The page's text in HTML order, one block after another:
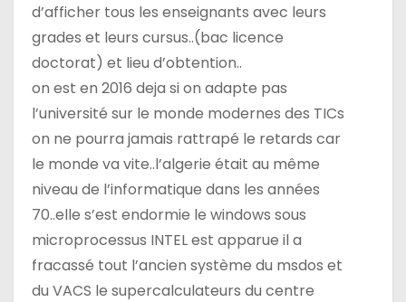
d’afficher tous les enseignants avec leurs
grades et leurs cursus..(bac licence
doctorat) et lieu d’obtention..
on est en 2016 deja si on adapte pas
l’université sur le monde modernes des TICs
on ne pourra jamais rattrapé le retards car
le monde va vite..l’algerie était au même
niveau de l’informatique dans les années
70..elle s’est endormie le windows sous
microprocessus INTEL est apparue il a
fracassé tout l’ancien système du msdos et
du VACS le supercalculateurs du centre